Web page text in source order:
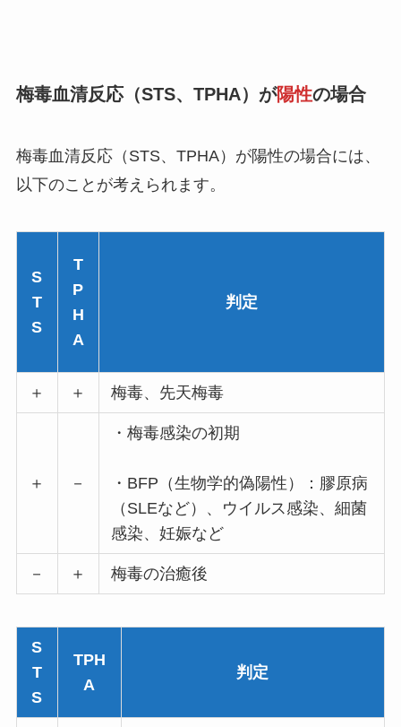
梅毒血清反応（STS、TPHA）が陽性の場合
梅毒血清反応（STS、TPHA）が陽性の場合には、
以下のことが考えられます。
S
T
S
T
P
H
A
判定
＋ ＋ 梅毒、先天梅毒
＋ －
・梅毒感染の初期
・BFP（生物学的偽陽性）：膠原病
（SLEなど）、ウイルス感染、細菌
感染、妊娠など
－ ＋ 梅毒の治癒後
S
T
S
TPH
A
判定